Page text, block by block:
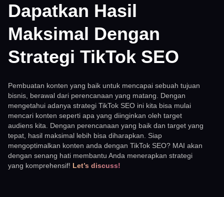
Dapatkan Hasil
Maksimal Dengan
Strategi TikTok SEO
Pembuatan konten yang baik untuk mencapai sebuah tujuan
bisnis, berawal dari perencanaan yang matang. Dengan
mengetahui adanya strategi TikTok SEO ini kita bisa mulai
mencari konten seperti apa yang diinginkan oleh target
audiens kita. Dengan perencanaan yang baik dan target yang
tepat, hasil maksimal lebih bisa diharapkan. Siap
mengoptimalkan konten anda dengan TikTok SEO? MAI akan
dengan senang hati membantu Anda menerapkan strategi
yang komprehensif! Let’s discuss!